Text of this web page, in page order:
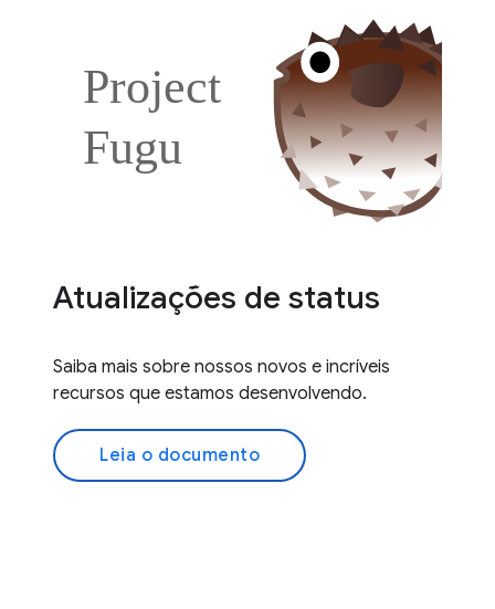
Atualizações de status
Saiba mais sobre nossos novos e incríveis
recursos que estamos desenvolvendo.
Leia o documento